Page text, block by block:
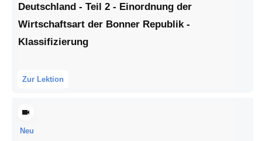
Deutschland - Teil 2 - Einordnung der
Wirtschaftsart der Bonner Republik -
Klassifizierung
Zur Lektion
Neu